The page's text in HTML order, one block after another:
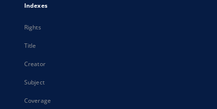
Indexes
Rights
Title
Creator
Subject
Coverage